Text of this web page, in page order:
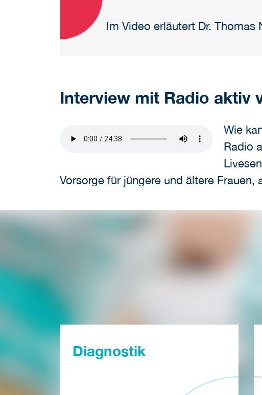
Im Video erläutert Dr.
Interview mit Radio aktiv
Wie
Radio
Vorsorge für jüngere und ältere
Diagnostik